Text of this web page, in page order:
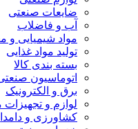
ضایعات صنعتی
آب و فاضلاب
مواد شیمیایی و
تولید مواد غذایی
بسته بندی کالا
اتوماسیون
برق و الکترونیک
لوازم و
کشاورزی و